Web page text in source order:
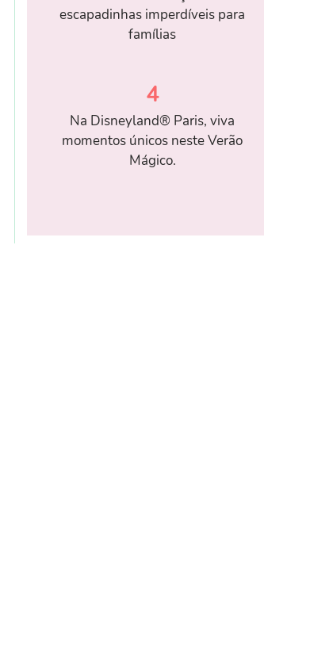
escapadinhas imperdíveis para
famílias
4
Na Disneyland® Paris, viva
momentos únicos neste Verão
Mágico.